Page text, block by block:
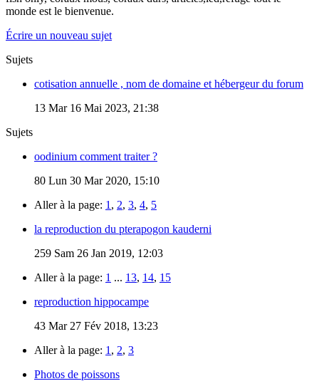
monde est le bienvenue.
Écrire un nouveau sujet
Sujets
cotisation annuelle , nom de domaine et hébergeur du forum
13 Mar 16 Mai 2023, 21:38
Sujets
oodinium comment traiter ?
80 Lun 30 Mar 2020, 15:10
Aller à la page: 1 , 2, 3, 4, 5
la reproduction du pterapogon kauderni
259 Sam 26 Jan 2019, 12:03
Aller à la page: 1 ... 13, 14, 15
reproduction hippocampe
43 Mar 27 Fév 2018, 13:23
Aller à la page: 1 , 2, 3
Photos de poissons